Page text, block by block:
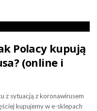
Polacy kupują
(online i
z sytuacją z koronawirusem
kupujemy w e-sklepach